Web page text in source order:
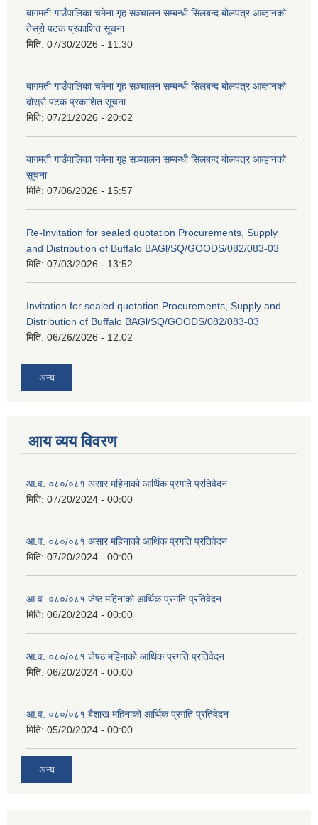
बागमती गाउँपालिका चमेना गृह सञ्चालन सम्बन्धी सिलबन्द बोलपत्र आव्हानको
तेस्रो पटक प्रकाशित सूचना
मिति: 07/30/2026 - 11:30
बागमती गाउँपालिका चमेना गृह सञ्चालन सम्बन्धी सिलबन्द बोलपत्र आव्हानको
दोस्रो पटक प्रकाशित सूचना
मिति: 07/21/2026 - 20:02
बागमती गाउँपालिका चमेना गृह सञ्चालन सम्बन्धी सिलबन्द बोलपत्र आव्हानको
सूचना
मिति: 07/06/2026 - 15:57
Re-Invitation for sealed quotation Procurements, Supply
and Distribution of Buffalo BAGl/SQ/GOODS/082/083-03
मिति: 07/03/2026 - 13:52
Invitation for sealed quotation Procurements, Supply and
Distribution of Buffalo BAGl/SQ/GOODS/082/083-03
मिति: 06/26/2026 - 12:02
अन्य
आय व्यय विवरण
आ.व. ०८०/०८१ असार महिनाको आर्थिक प्रगति प्रतिवेदन
मिति: 07/20/2024 - 00:00
आ.व. ०८०/०८१ असार महिनाको आर्थिक प्रगति प्रतिवेदन
मिति: 07/20/2024 - 00:00
आ.व. ०८०/०८१ जेष्ठ महिनाको आर्थिक प्रगति प्रतिवेदन
मिति: 06/20/2024 - 00:00
आ.व. ०८०/०८१ जेषठ महिनाको आर्थिक प्रगति प्रतिवेदन
मिति: 06/20/2024 - 00:00
आ.व. ०८०/०८१ बैशाख महिनाको आर्थिक प्रगति प्रतिवेदन
मिति: 05/20/2024 - 00:00
अन्य